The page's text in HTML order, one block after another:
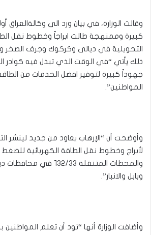
وقالت الوزارة، في بيان ورد الى وكالةالعراق
كبيرة وممنهجة طالت ابراجاً وخطوط نقل
التحويلية في ديالى وكركوك وجرف الصخر
ذلك يأتي “في الوقت الذي تبذل فيه كوادر
جهوداً كبيرة لتوفير افضل الخدمات من
المواطنين”.
وأوضحت أن “الاٍرهاب يعاود من جديد لينشر
والمحطات المتنقلة ١٣٢/
وبابل والانبار”.
وأضافت الوزارة أنها “تود أن تعلم